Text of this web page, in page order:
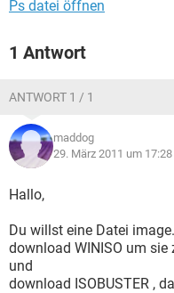
Ps datei öffnen
1 Antwort
ANTWORT 1 / 1
maddog
29. März 2011 um 17:28
Hallo,
Du willst eine Datei
download WINISO um
und
download ISOBUSTER ,